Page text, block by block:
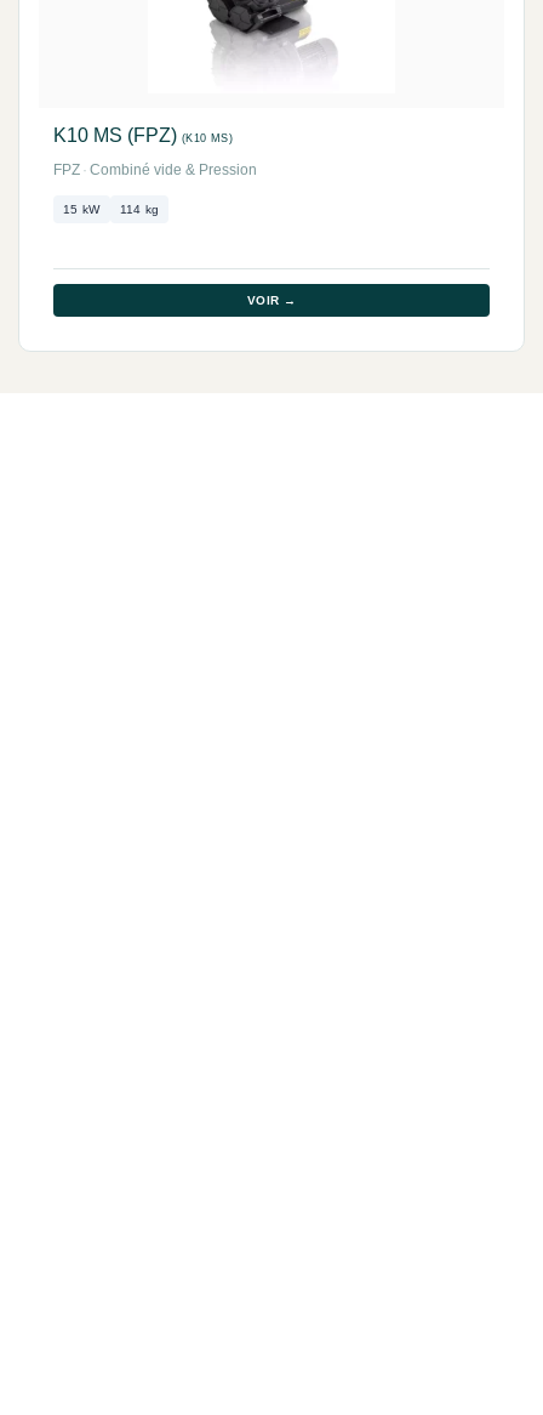
K10 MS (FPZ) (K10 MS)
FPZ · Combiné vide & Pression
15 kW 114 kg
VOIR →